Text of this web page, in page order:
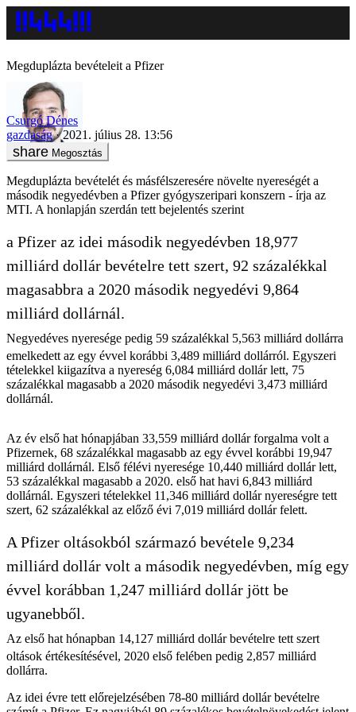
Megduplázta bevételeit a Pfizer
Csurgó Dénes
gazdaság
2021. július 28. 13:56
Megosztás
Megduplázta bevételét és másfélszeresére növelte nyereségét a
második negyedévben a Pfizer gyógyszeripari konszern - írja az
MTI. A honlapján szerdán tett bejelentés szerint
a Pfizer az idei második negyedévben 18,977
milliárd dollár bevételre tett szert, 92 százalékkal
magasabbra a 2020 második negyedévi 9,864
milliárd dollárnál.
Negyedéves nyeresége pedig 59 százalékkal 5,563 milliárd dollárra
emelkedett az egy évvel korábbi 3,489 milliárd dollárról. Egyszeri
tételekkel kiigazítva a nyereség 6,084 milliárd dollár lett, 75
százalékkal magasabb a 2020 második negyedévi 3,473 milliárd
dollárnál.
Az év első hat hónapjában 33,559 milliárd dollár forgalma volt a
Pfizernek, 68 százalékkal magasabb az egy évvel korábbi 19,947
milliárd dollárnál. Első félévi nyeresége 10,440 milliárd dollár lett,
53 százalékkal magasabb a 2020. első hat havi 6,843 milliárd
dollárnál. Egyszeri tételekkel 11,346 milliárd dollár nyereségre tett
szert, 62 százalékkal az előző évi 7,019 milliárd dollár felett.
A Pfizer oltásokból származó bevétele 9,234
milliárd dollár volt a második negyedévben, míg egy
évvel korábban 1,247 milliárd dollár jött be
ugyanebből.
Az első hat hónapban 14,127 milliárd dollár bevételre tett szert
oltások értékesítésével, 2020 első felében pedig 2,857 milliárd
dollárra.
Az idei évre tett előrejelzésében 78-80 milliárd dollár bevételre